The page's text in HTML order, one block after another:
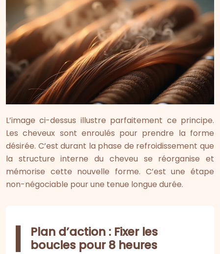
L’image ci-dessus illustre parfaitement ce principe.
Les cheveux sont enroulés pour prendre la forme
désirée. C’est durant la phase de refroidissement que
la structure interne du cheveu se réorganise et
mémorise cette nouvelle forme. C’est une étape
non-négociable pour une tenue longue durée.
Plan d’action : Fixer les
boucles pour 8 heures